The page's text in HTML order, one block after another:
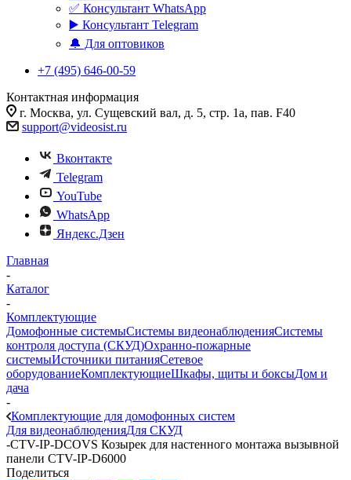
✅️ Консультант WhatsApp
▶️ Консультант Telegram
🔔 Для оптовиков
+7 (495) 646-00-59
Контактная информация
г. Москва, ул. Сущевский вал, д. 5, стр. 1а, пав. F40
support@videosist.ru
Вконтакте
Telegram
YouTube
WhatsApp
Яндекс.Дзен
Главная
-
Каталог
-
Комплектующие
Домофонные системыСистемы видеонаблюденияСистемы
контроля доступа (СКУД)Охранно-пожарные
системыИсточники питанияСетевое
оборудованиеКомплектующиеШкафы, щиты и боксыДом и
дача
-
Комплектующие для домофонных систем
Для видеонаблюденияДля СКУД
-CTV-IP-DCOVS Козырек для настенного монтажа вызывной
панели CTV-IP-D6000
Поделиться